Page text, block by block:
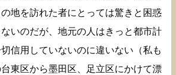
地を訪れた者にとっては驚きと困惑
いのだが、地元の人はきっと都市計
信用していないのに違いない（私も
東区から墨田区、足立区にかけて漂